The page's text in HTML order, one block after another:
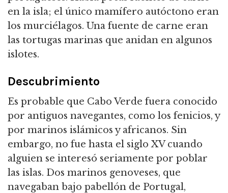
en la isla; el único mamífero autóctono eran
los murciélagos. Una fuente de carne eran
las tortugas marinas que anidan en algunos
islotes.
Descubrimiento
Es probable que Cabo Verde fuera conocido
por antiguos navegantes, como los fenicios, y
por marinos islámicos y africanos. Sin
embargo, no fue hasta el siglo XV cuando
alguien se interesó seriamente por poblar
las islas. Dos marinos genoveses, que
navegaban bajo pabellón de Portugal,